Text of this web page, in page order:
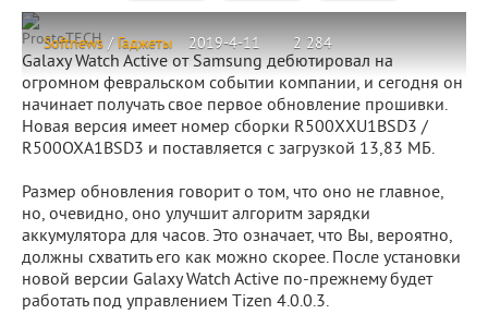
Softnews / Гаджеты 2019-4-11 2 284
ProstoTECH
Galaxy Watch Active от Samsung дебютировал на
огромном февральском событии компании, и сегодня он
начинает получать свое первое обновление прошивки.
Новая версия имеет номер сборки R500XXU1BSD3 /
R500OXA1BSD3 и поставляется с загрузкой 13,83 МБ.
Размер обновления говорит о том, что оно не главное,
но, очевидно, оно улучшит алгоритм зарядки
аккумулятора для часов. Это означает, что Вы, вероятно,
должны схватить его как можно скорее. После установки
новой версии Galaxy Watch Active по-прежнему будет
работать под управлением Tizen 4.0.0.3.